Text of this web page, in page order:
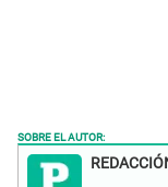
SOBRE EL AUTOR: